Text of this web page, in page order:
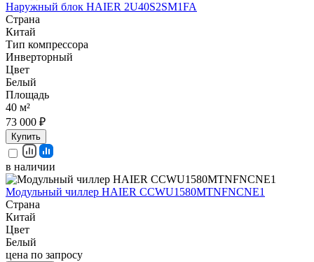
Наружный блок HAIER 2U40S2SM1FA
Страна
Китай
Тип компрессора
Инверторный
Цвет
Белый
Площадь
40 м²
73 000 ₽
Купить
в наличии
Модульный чиллер HAIER CCWU1580MTNFNCNE1
Страна
Китай
Цвет
Белый
цена по запросу